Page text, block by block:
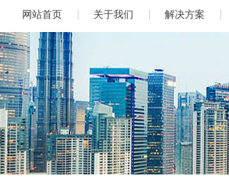
网站首页 关于我们 解决方案